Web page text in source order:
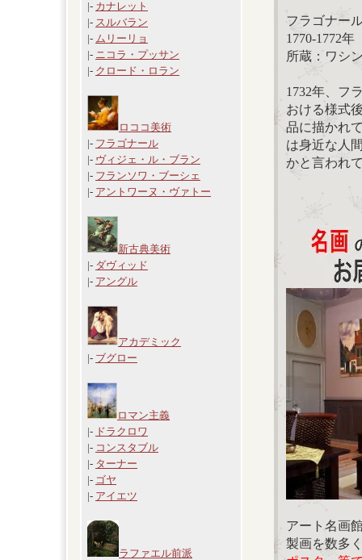
|- カナレット
|- スルバラン
|- ムリーリョ
|- ニコラ・プッサン
|- クロード・ロラン
ロココ美術
|- フラゴナール
|- ヴィジェ・ル・ブラン
|- フランソワ・ブーシェ
|- アントワーヌ・ヴァトー
新古典美術
|- ダヴィッド
|- アングル
アカデミック
|- ブグロー
ロマン主義
|- ドラクロワ
|- コンスタブル
|- ターナー
|- ゴヤ
|- アイエツ
ラファエル前派
フラゴナー
1770-1772
所蔵：ワシ
1732年、フ
おける様式
品に描かれ
は身近な人
かと言われ
アート名画
製画を数多